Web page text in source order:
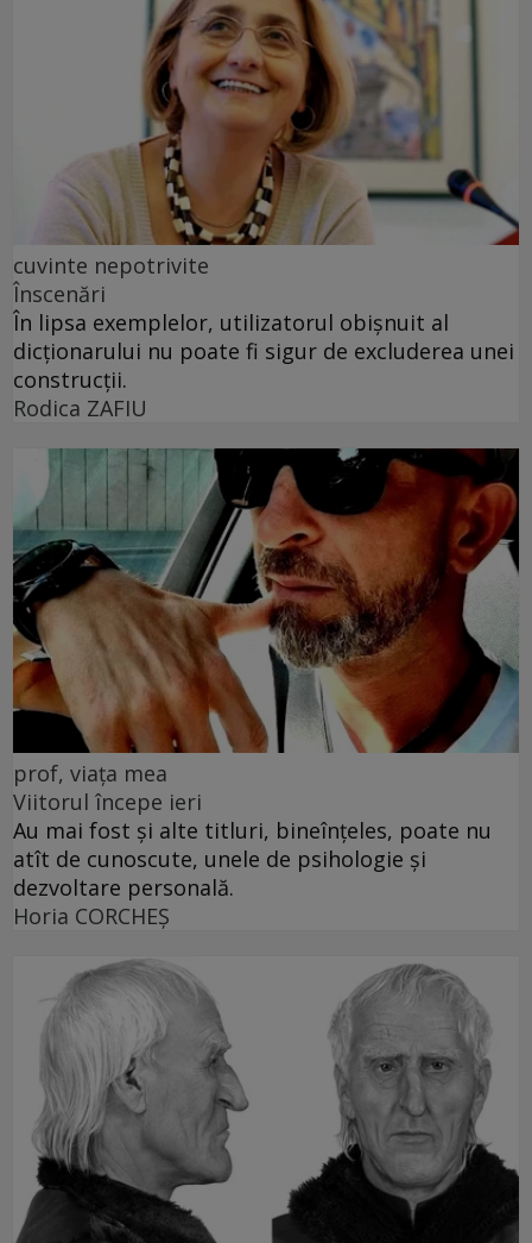
cuvinte nepotrivite
Înscenări
În lipsa exemplelor, utilizatorul obișnuit al
dicționarului nu poate fi sigur de excluderea unei
construcții.
Rodica ZAFIU
prof, viața mea
Viitorul începe ieri
Au mai fost și alte titluri, bineînțeles, poate nu
atît de cunoscute, unele de psihologie și
dezvoltare personală.
Horia CORCHEŞ